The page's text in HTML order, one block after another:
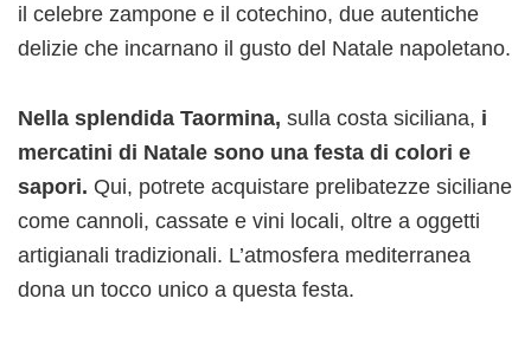
il celebre zampone e il cotechino, due autentiche
delizie che incarnano il gusto del Natale napoletano.
Nella splendida Taormina, sulla costa siciliana, i
mercatini di Natale sono una festa di colori e
sapori. Qui, potrete acquistare prelibatezze siciliane
come cannoli, cassate e vini locali, oltre a oggetti
artigianali tradizionali. L’atmosfera mediterranea
dona un tocco unico a questa festa.